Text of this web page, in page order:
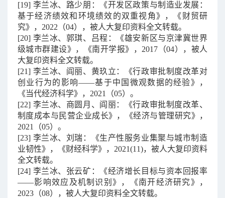
[19] 李兰冰、路少朋：《开发区政策与制造业发展：
基于经济绩效和环境绩效的双重视角》，《财贸研
究》， 2022 （04），被人大复印资料全文转载。
[20] 李兰冰、郭琪、吕程：《雄安新区与京津冀世界
级城市群建设》，《南开学报》， 2017 （04），被人
大复印资料全文转载。
[21] 李兰冰、阎丽、黄玖立：《行政审批制度改革对
创业行为的影响——基于中国微观数据的经验》，
《当代经济科学》， 2021 （05）。
[22] 李兰冰、商圆月、阎丽：《行政审批制度改革、
制度成本与民营企业成长》，《经济与管理研究》，
2021
（05）。
[23] 李兰冰、刘瑞：《生产性服务业集聚与城市制造
业韧性》，《财经科学》， 2021(11)，被人大复印资料
全文转载。
[24] 李兰冰、张云矿：《经济增长目标与资本回报率
——影响效应及机制识别》，《南开经济研究》，
2023 （08），被人大复印资料全文转载。